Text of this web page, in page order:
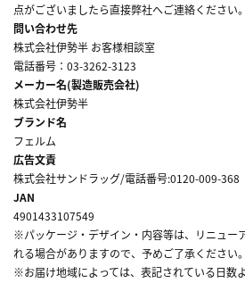
点がございましたら直接弊社へご連絡ください。
問い合わせ先
株式会社伊勢半 お客様相談室
電話番号：03-3262-3123
メーカー名(製造販売会社)
株式会社伊勢半
ブランド名
フェルム
広告文責
株式会社サンドラッグ/電話番号:0120-009-368
JAN
4901433107549
※パッケージ・デザイン・内容等は、リニュー
れる場合がありますので、予めご了承ください。
※お届け地域によっては、表記されている日数